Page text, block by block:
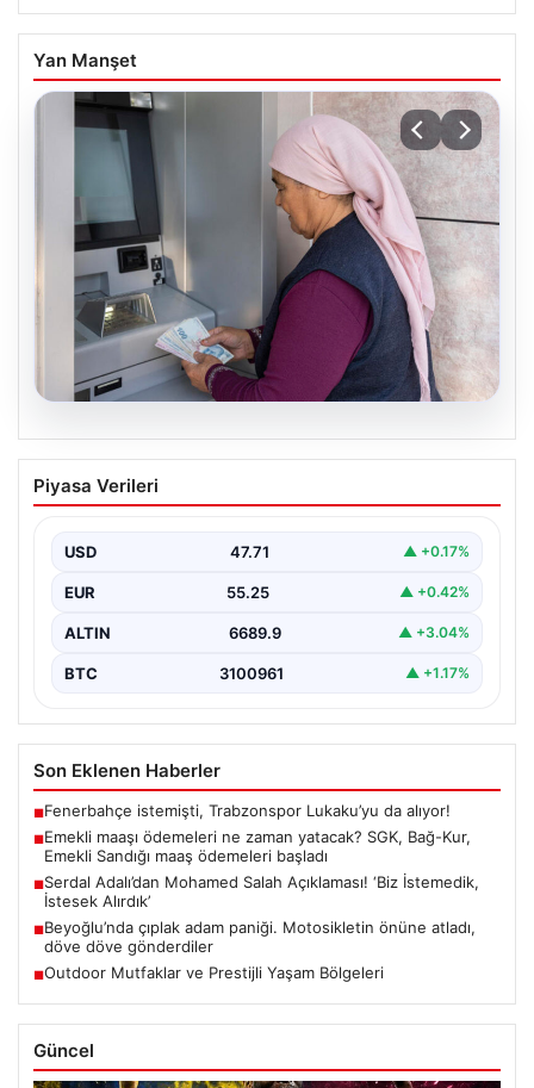
Yan Manşet
Emekli maaşı ödemeleri ne zaman
yatacak? SGK, Bağ-Kur, Emekli Sandığı
Piyasa Verileri
USD 47.71 ▲ +0.17%
EUR 55.25 ▲ +0.42%
ALTIN 6689.9 ▲ +3.04%
BTC 3100961 ▲ +1.17%
Son Eklenen Haberler
■Fenerbahçe istemişti, Trabzonspor Lukaku’yu da alıyor!
■Emekli maaşı ödemeleri ne zaman yatacak? SGK, Bağ-Kur,
Emekli Sandığı maaş ödemeleri başladı
■Serdal Adalı’dan Mohamed Salah Açıklaması! ‘Biz İstemedik,
İstesek Alırdık’
■Beyoğlu’nda çıplak adam paniği. Motosikletin önüne atladı,
döve döve gönderdiler
■Outdoor Mutfaklar ve Prestijli Yaşam Bölgeleri
Güncel